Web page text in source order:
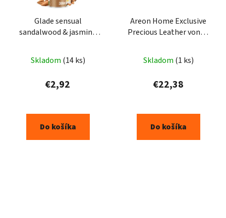
Glade sensual
sandalwood & jasmine
300ml
Skladom (14 ks)
€2,92
Do košíka
Areon Home Exclusive
Precious Leather vonné
Skladom (1 ks)
€22,38
Do košíka